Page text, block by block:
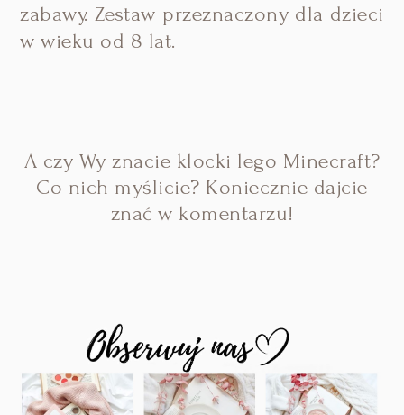
zabawy. Zestaw przeznaczony dla dzieci
w wieku od 8 lat.
A czy Wy znacie klocki lego Minecraft?
Co nich myślicie? Koniecznie dajcie
znać w komentarzu!